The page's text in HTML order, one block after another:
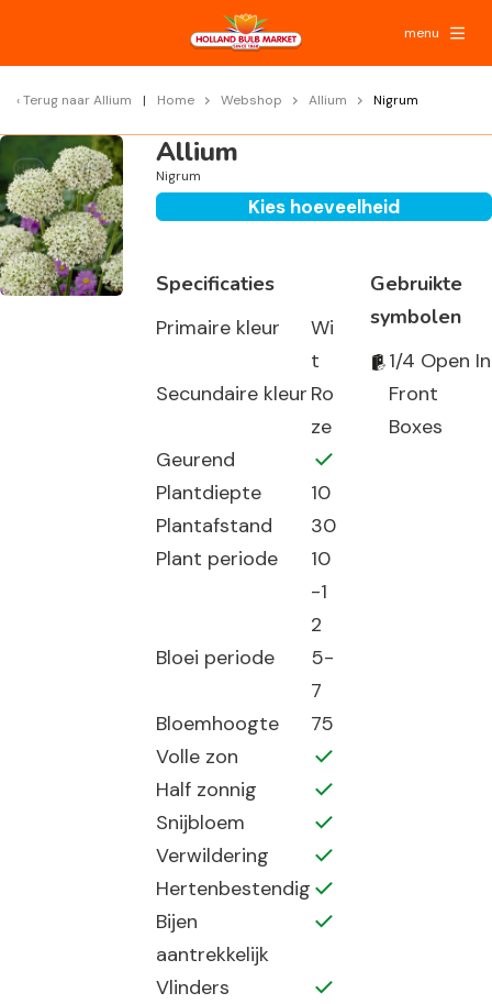
menu
Terug naarAllium Home Webshop Allium Nigrum
Allium
Nigrum
Kies hoeveelheid
Specificaties
Primaire kleur
Wi
t
Secundaire kleur Ro
ze
Geurend
Plantdiepte
10
Plantafstand
30
Plant periode
10
-1
2
Bloei periode
5-
7
Bloemhoogte
75
Volle zon
Half zonnig
Snijbloem
Verwildering
Hertenbestendig
Bijen
aantrekkelijk
Vlinders
Gebruikte
symbolen
1/4 Open In
Front
Boxes